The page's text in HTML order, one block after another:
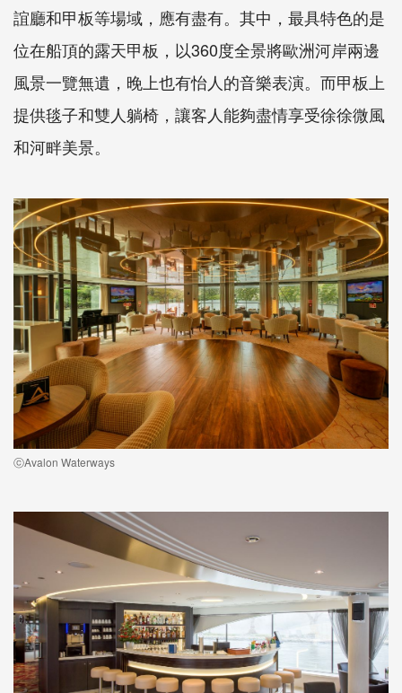
誼廳和甲板等場域，應有盡有。其中，最具特色的是
位在船頂的露天甲板，以360度全景將歐洲河岸兩邊
風景一覽無遺，晚上也有怡人的音樂表演。而甲板上
提供毯子和雙人躺椅，讓客人能夠盡情享受徐徐微風
和河畔美景。
ⓒAvalon Waterways